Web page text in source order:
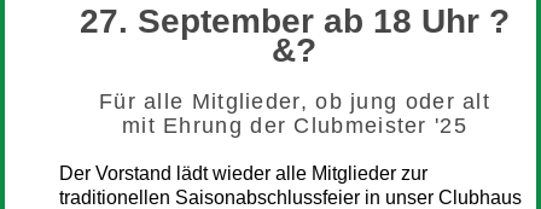
27. September ab 18 Uhr ?
&?
Für alle Mitglieder, ob jung oder alt
mit Ehrung der Clubmeister '25
Der Vorstand lädt wieder alle Mitglieder zur
traditionellen Saisonabschlussfeier in unser Clubhaus